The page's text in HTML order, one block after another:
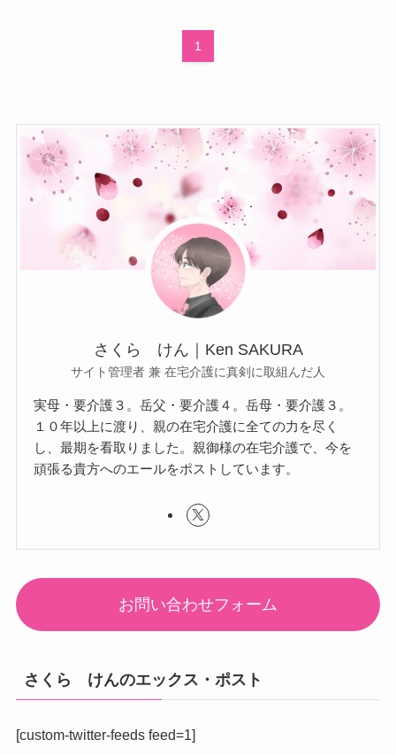
1
さくら けん｜Ken SAKURA
サイト管理者 兼 在宅介護に真剣に取組んだ人
実母・要介護３。岳父・要介護４。岳母・要介護３。
１０年以上に渡り、親の在宅介護に全ての力を尽く
し、最期を看取りました。親御様の在宅介護で、今を
頑張る貴方へのエールをポストしています。
お問い合わせフォーム
さくら けんのエックス・ポスト
[custom-twitter-feeds feed=1]